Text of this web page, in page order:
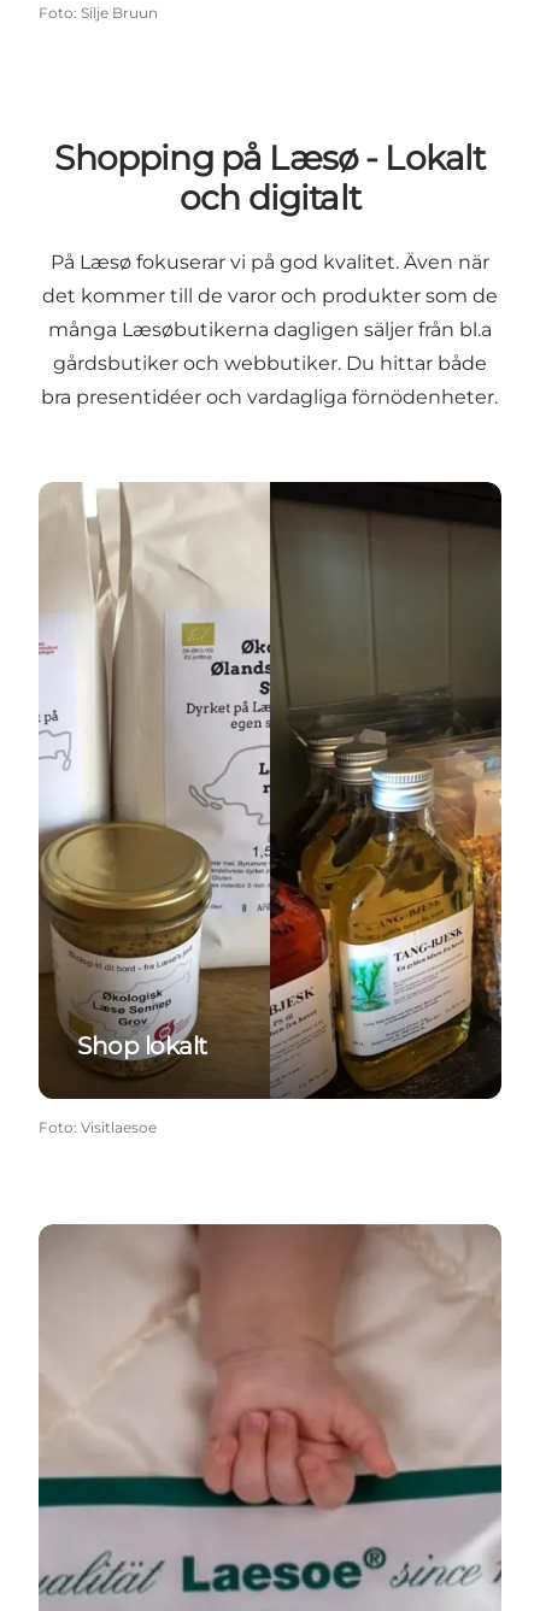
Foto: Silje Bruun
Shopping på Læsø - Lokalt
och digitalt
På Læsø fokuserar vi på god kvalitet. Även när
det kommer till de varor och produkter som de
många Læsøbutikerna dagligen säljer från bl.a
gårdsbutiker och webbutiker. Du hittar både
bra presentidéer och vardagliga förnödenheter.
Shop lokalt
Shop lokalt
Foto: Visitlaesoe
Shop online